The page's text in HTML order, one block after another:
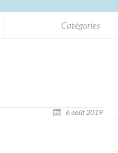
Catégories
6 août 2019